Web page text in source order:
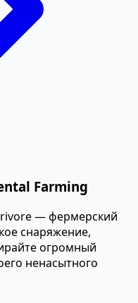
Farming
— фермерский
снаряжение,
огромный
ненасытного